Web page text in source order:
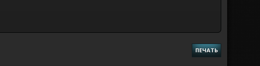
ПЕЧАТЬ